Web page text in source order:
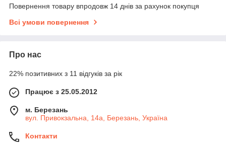
Повернення товару впродовж 14 днів за рахунок покупця
Всі умови повернення
Про нас
22% позитивних з 11 відгуків за рік
Працює з 25.05.2012
м. Березань
вул. Привокзальна, 14а, Березань, Україна
Контакти